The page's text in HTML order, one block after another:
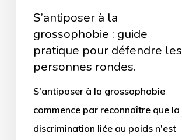
personnes
rondes.
S’antiposer à la
grossophobie : guide
pratique pour défendre les
personnes rondes.
S'antiposer à la grossophobie
commence par reconnaître que la
discrimination liée au poids n'est